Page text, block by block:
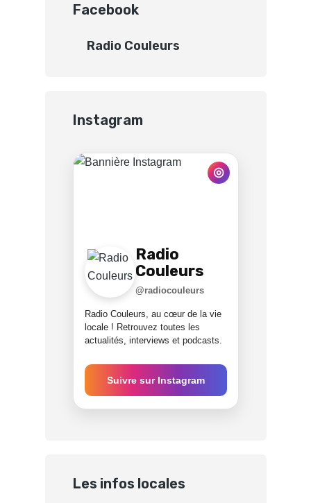
Facebook
Radio Couleurs
Instagram
◎
Radio
Couleurs
@radiocouleurs
Radio Couleurs, au cœur de la vie
locale ! Retrouvez toutes les
actualités, interviews et podcasts.
Suivre sur Instagram
Les infos locales